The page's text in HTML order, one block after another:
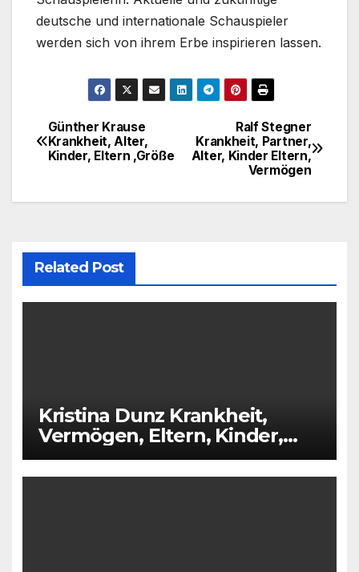
deutsche und internationale Schauspieler
werden sich von ihrem Erbe inspirieren lassen.
Post
navigation
Ralf Stegner
Krankheit, Partner,
Alter, Kinder Eltern,
Vermögen
Günther Krause
Krankheit, Alter,
Kinder, Eltern ,Größe
Related Post
Kristina Dunz Krankheit,
Vermögen, Eltern, Kinder,
Alter, Größe